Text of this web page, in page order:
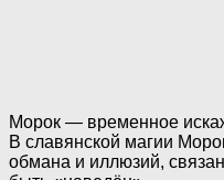
Морок — временное
В славянской магии
обмана и иллюзий,